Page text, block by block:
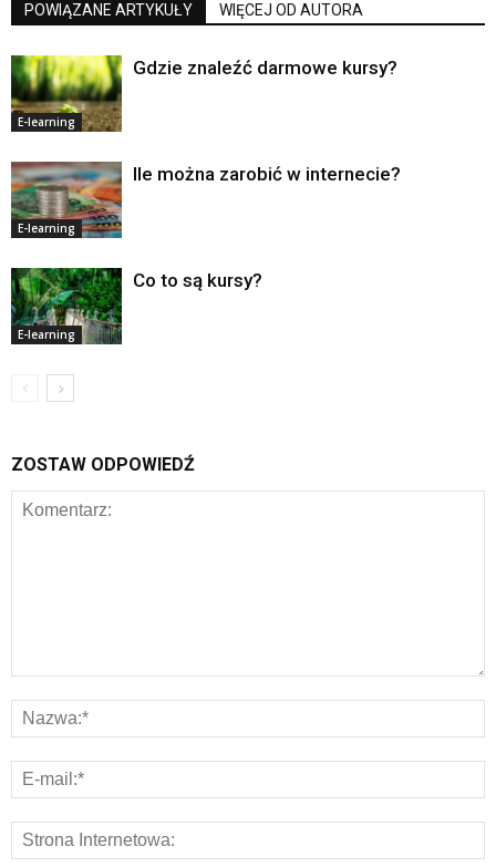
POWIĄZANE ARTYKUŁY WIĘCEJ OD AUTORA
E-learning
Gdzie znaleźć darmowe kursy?
E-learning
Ile można zarobić w internecie?
E-learning
Co to są kursy?
ZOSTAW ODPOWIEDŹ